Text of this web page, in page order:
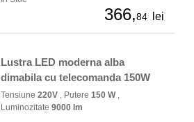
366,84 lei
Lustra LED moderna alba
dimabila cu telecomanda 150W
Tensiune 220V , Putere 150 W,
Luminozitate 9000 lm